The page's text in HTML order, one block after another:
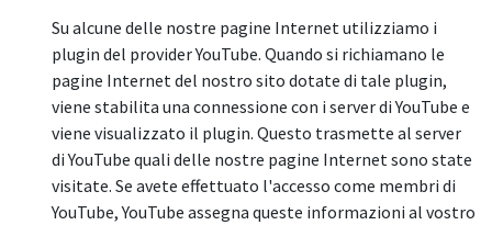
Su alcune delle nostre pagine Internet utilizziamo i
plugin del provider YouTube. Quando si richiamano le
pagine Internet del nostro sito dotate di tale plugin,
viene stabilita una connessione con i server di YouTube e
viene visualizzato il plugin. Questo trasmette al server
di YouTube quali delle nostre pagine Internet sono state
visitate. Se avete effettuato l'accesso come membri di
YouTube, YouTube assegna queste informazioni al vostro